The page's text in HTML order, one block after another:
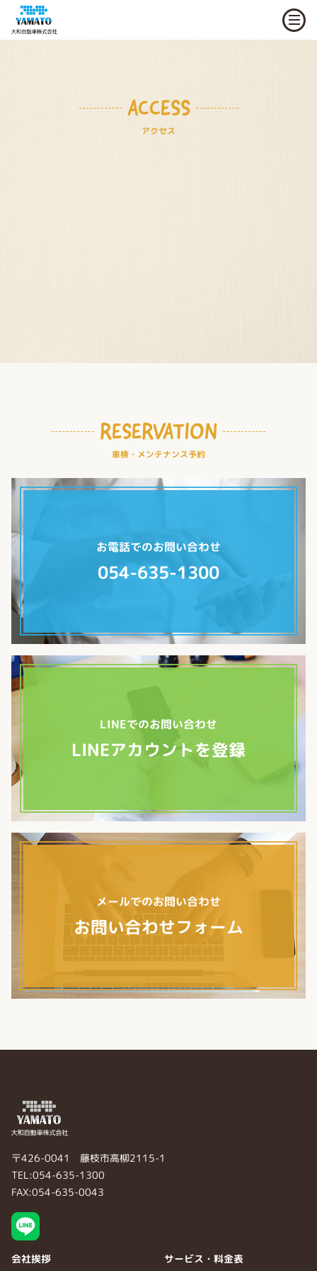
ACCESS
アクセス
RESERVATION
車検・メンテナンス予約
お電話でのお問い合わせ
054-635-1300
LINEでのお問い合わせ
LINEアカウントを登録
メールでのお問い合わせ
お問い合わせフォーム
〒426-0041 藤枝市高柳2115-1
TEL:054-635-1300
FAX:054-635-0043
会社挨拶 サービス・料金表